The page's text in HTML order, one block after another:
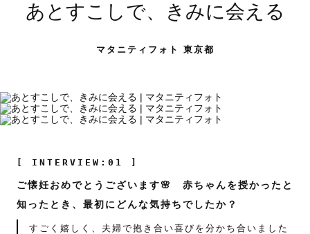
あとすこしで、きみに会える
マタニティフォト 東京都
[ INTERVIEW:01 ]
ご懐妊おめでとうございます🌸 赤ちゃんを授かったと
知ったとき、最初にどんな気持ちでしたか？
すごく嬉しく、夫婦で抱き合い喜びを分かち合いました